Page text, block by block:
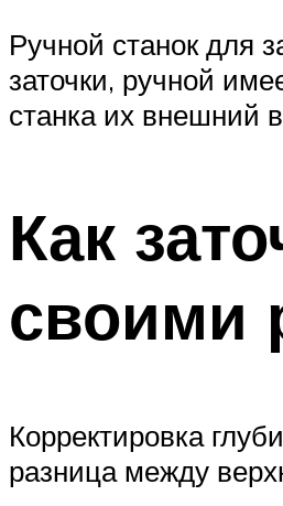
Ручной станок для
заточки, ручной
станка их внешний
Как
своими
Корректировка
разница между